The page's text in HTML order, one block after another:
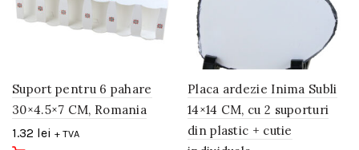
Suport pentru 6 pahare
30×4.5×7 CM, Romania
1.32 lei + TVA
Placa ardezie Inima Subli
14×14 CM, cu 2 suporturi
din plastic + cutie